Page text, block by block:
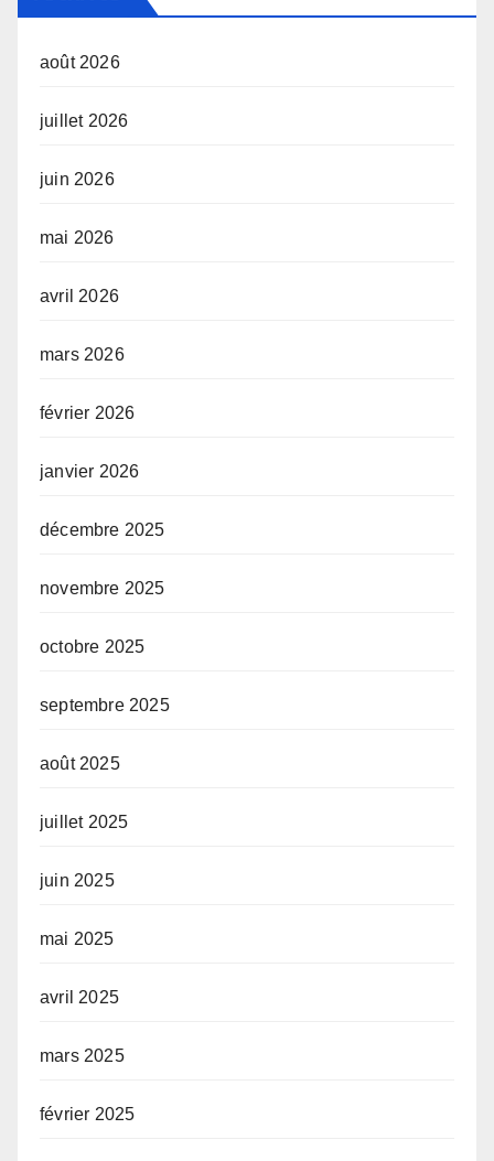
août 2026
juillet 2026
juin 2026
mai 2026
avril 2026
mars 2026
février 2026
janvier 2026
décembre 2025
novembre 2025
octobre 2025
septembre 2025
août 2025
juillet 2025
juin 2025
mai 2025
avril 2025
mars 2025
février 2025